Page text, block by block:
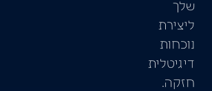
שלך
ליצירת
נוכחות
דיגיטלית
חזקה.